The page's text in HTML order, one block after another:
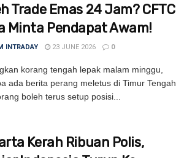
Trade Emas 24 Jam? CFTC
Minta Pendapat Awam!
INTRADAY 23 JUNE 2026 0
korang tengah lepak malam minggu,
ada berita perang meletus di Timur Tengah
boleh terus setup posisi...
Kerah Ribuan Polis,